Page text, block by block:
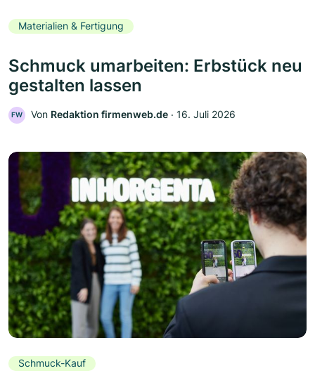
Materialien & Fertigung
Schmuck umarbeiten: Erbstück neu
gestalten lassen
FW Von Redaktion firmenweb.de ‧ 16. Juli 2026
Schmuck-Kauf